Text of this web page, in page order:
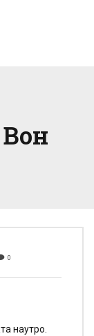
0
наутро.